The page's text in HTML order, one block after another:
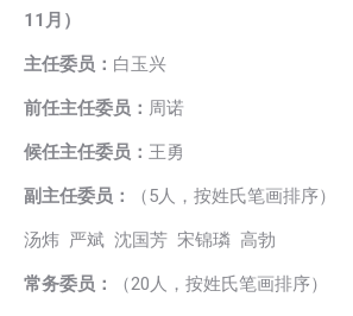
11月）
主任委员： 白玉兴
前任主任委员： 周诺
候任主任委员： 王勇
副主任委员： （5人，按姓氏笔画排序）
汤炜 严斌 沈国芳 宋锦璘 高勃
常务委员： （20人，按姓氏笔画排序）